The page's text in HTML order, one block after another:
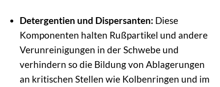
Detergentien und Dispersanten: Diese
Komponenten halten Rußpartikel und andere
Verunreinigungen in der Schwebe und
verhindern so die Bildung von Ablagerungen
an kritischen Stellen wie Kolbenringen und im